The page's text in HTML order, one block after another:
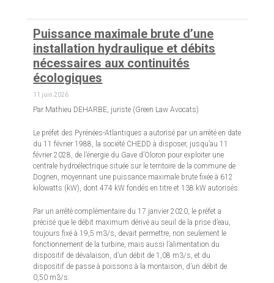
Puissance maximale brute d’une
installation hydraulique et débits
nécessaires aux continuités
écologiques
11 juin 2026
Par Mathieu DEHARBE, juriste (Green Law Avocats)
Le préfet des Pyrénées-Atlantiques a autorisé par un arrêté en date
du 11 février 1988, la société CHEDD à disposer, jusqu’au 11
février 2028, de l’énergie du Gave d’Oloron pour exploiter une
centrale hydroélectrique située sur le territoire de la commune de
Dognen, moyennant une puissance maximale brute fixée à 612
kilowatts (kW), dont 474 kW fondés en titre et 138 kW autorisés.
Par un arrêté complémentaire du 17 janvier 2020, le préfet a
précisé que le débit maximum dérivé au seuil de la prise d’eau,
toujours fixé à 19,5 m3/s, devait permettre, non seulement le
fonctionnement de la turbine, mais aussi l’alimentation du
dispositif de dévalaison, d’un débit de 1,08 m3/s, et du
dispositif de passe à poissons à la montaison, d’un débit de
0,50 m3/s.